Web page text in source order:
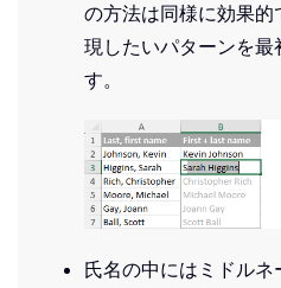
の方法は同様に効果
現したいパターンを
す。
氏名の中にはミドルネ